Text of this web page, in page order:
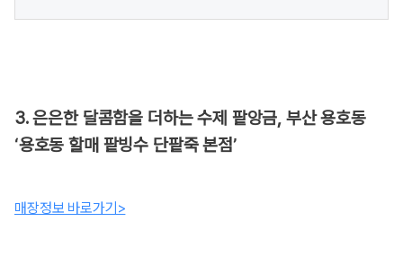
3. 은은한 달콤함을 더하는 수제 팥앙금, 부산 용호동
‘용호동 할매 팥빙수 단팥죽 본점’
매장정보 바로가기>